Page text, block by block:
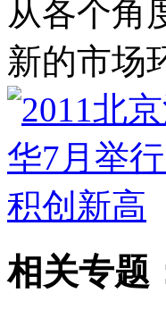
从各个角
新的市场
相关专题